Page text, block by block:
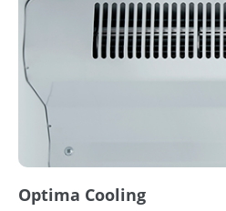
Optima Cooling